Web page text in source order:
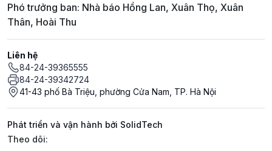
Phó trưởng ban: Nhà báo Hồng Lan, Xuân Thọ, Xuân
Thân, Hoài Thu
Liên hệ
84-24-39365555
84-24-39342724
41-43 phố Bà Triệu, phường Cửa Nam, TP. Hà Nội
Phát triển và vận hành bởi SolidTech
Mạng xã hội
Theo dõi: